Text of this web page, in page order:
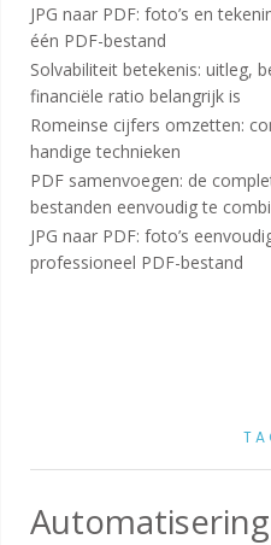
JPG naar PDF: foto’s en
één PDF-bestand
Solvabiliteit betekenis: uitleg,
financiële ratio belangrijk is
Romeinse cijfers omzetten:
handige technieken
PDF samenvoegen: de
bestanden eenvoudig te
JPG naar PDF: foto’s
professioneel PDF-bestand
Automatisering